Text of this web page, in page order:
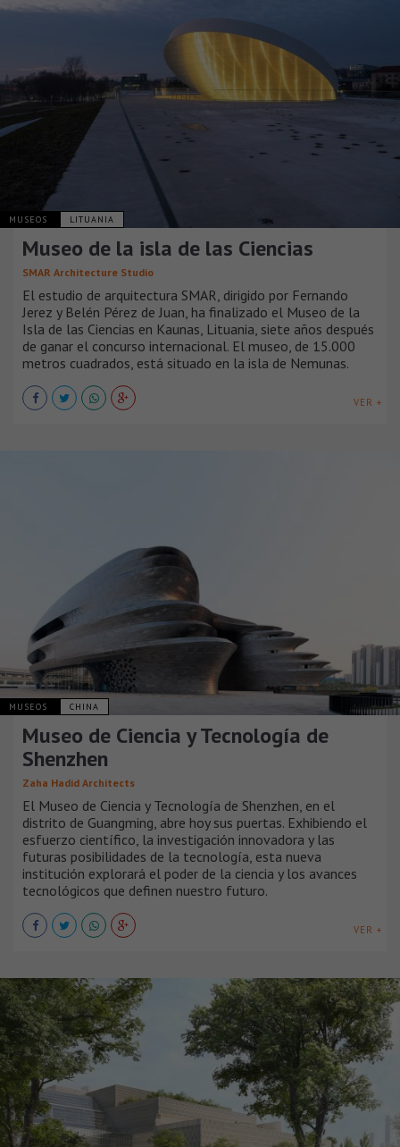
MUSEOS LITUANIA
Museo de la isla de las Ciencias
SMAR Architecture Studio
El estudio de arquitectura SMAR, dirigido por Fernando
Jerez y Belén Pérez de Juan, ha finalizado el Museo de la
Isla de las Ciencias en Kaunas, Lituania, siete años después
de ganar el concurso internacional. El museo, de 15.000
metros cuadrados, está situado en la isla de Nemunas.
VER +
MUSEOS CHINA
Museo de Ciencia y Tecnología de
Shenzhen
Zaha Hadid Architects
El Museo de Ciencia y Tecnología de Shenzhen, en el
distrito de Guangming, abre hoy sus puertas. Exhibiendo el
esfuerzo científico, la investigación innovadora y las
futuras posibilidades de la tecnología, esta nueva
institución explorará el poder de la ciencia y los avances
tecnológicos que definen nuestro futuro.
VER +